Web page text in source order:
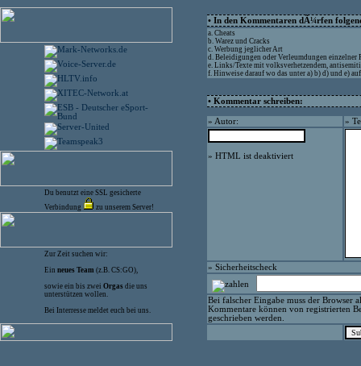
Du benutzt eine SSL gesicherte
Verbindung
zu unserem Server!
Zur Zeit suchen wir:
Ein neues Team (z.B. CS:GO),
sowie ein bis zwei Orgas die uns
unterstützen wollen.
Bei Interresse meldet euch bei uns.
• In den Kommentaren dÃ¼rfen
a. Cheats
b. Warez und Cracks
c. Werbung jeglicher Art
d. Beleidigungen oder Verleumdungen einzelner
e. Links/Texte mit volksverhetzendem,
f. Hinweise darauf wo das unter a) b) d) und e)
• Kommentar schreiben:
» Autor: »
» HTML ist deaktiviert
» Sicherheitscheck
Bei falscher Eingabe muss der Browser
Kommentare können von registrierten
geschrieben werden.